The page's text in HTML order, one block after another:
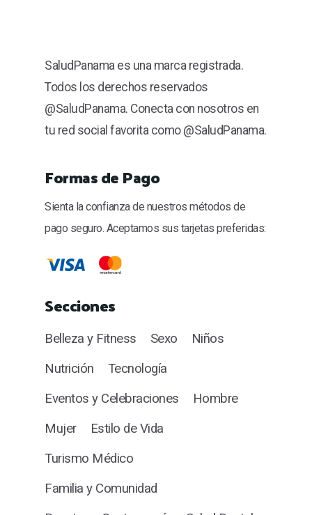
SaludPanama es una marca registrada.
Todos los derechos reservados
@SaludPanama. Conecta con nosotros en
tu red social favorita como @SaludPanama.
Formas de Pago
Sienta la confianza de nuestros métodos de
pago seguro. Aceptamos sus tarjetas preferidas:
Secciones
Belleza y Fitness Sexo
Niños
Nutrición
Tecnología
Eventos y Celebraciones
Hombre
Mujer
Estilo de Vida
Turismo Médico
Familia y Comunidad